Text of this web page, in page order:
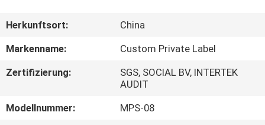
FABRIK-
QUALITÄTSKONTROLLE
Herkunftsort:
China
Markenname:
Custom Private Label
Zertifizierung:
SGS, SOCIAL BV, INTERTEK
AUDIT
Modellnummer:
MPS-08